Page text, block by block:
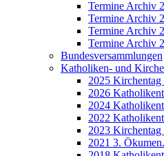
Termine Archiv
Termine Archiv
Termine Archiv
Termine Archiv
Bundesversammlungen
Katholiken- und
2025
2026
2024
2022
2023
2021 3.